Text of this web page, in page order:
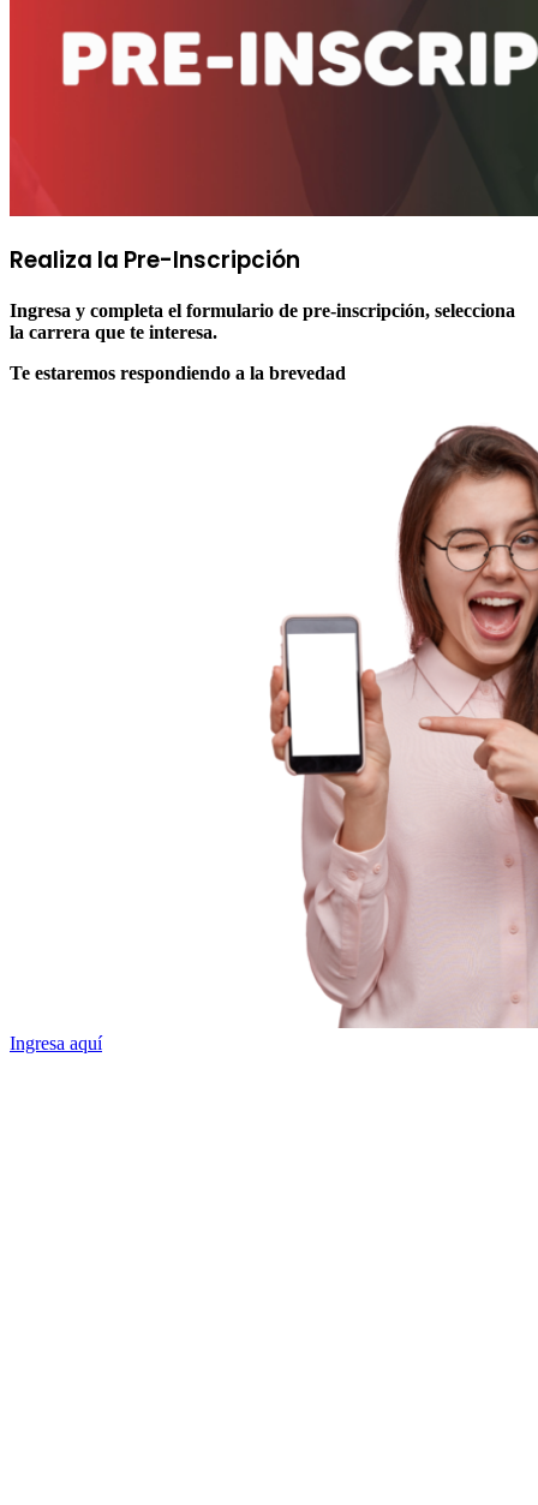
Realiza la Pre-Inscripción
Ingresa y completa el formulario de pre-inscripción, selecciona
la carrera que te interesa.
Te estaremos respondiendo a la brevedad
Ingresa aquí